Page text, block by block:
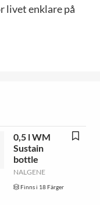
livet enklare på
0,5 l WM
Sustain
bottle
NALGENE
Finns i 18 Färger